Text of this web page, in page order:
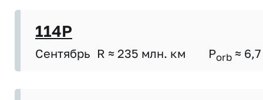
114P
Сентябрь R ≈ 235 млн. км Porb ≈ 6,7